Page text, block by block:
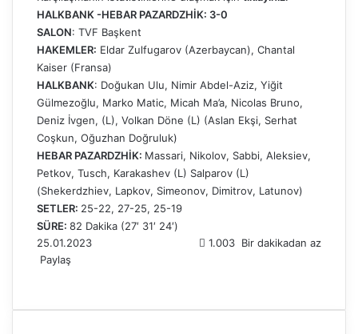
HALKBANK -HEBAR PAZARDZHİK: 3-0
SALON: TVF Başkent
HAKEMLER: Eldar Zulfugarov (Azerbaycan), Chantal
Kaiser (Fransa)
HALKBANK: Doğukan Ulu, Nimir Abdel-Aziz, Yiğit
Gülmezoğlu, Marko Matic, Micah Ma’a, Nicolas Bruno,
Deniz İvgen, (L), Volkan Döne (L) (Aslan Ekşi, Serhat
Coşkun, Oğuzhan Doğruluk)
HEBAR PAZARDZHİK: Massari, Nikolov, Sabbi, Aleksiev,
Petkov, Tusch, Karakashev (L) Salparov (L)
(Shekerdzhiev, Lapkov, Simeonov, Dimitrov, Latunov)
SETLER: 25-22, 27-25, 25-19
SÜRE: 82 Dakika (27′ 31′ 24′)
25.01.2023
1.003 Bir dakikadan az
Paylaş
cnm
ndalP
z